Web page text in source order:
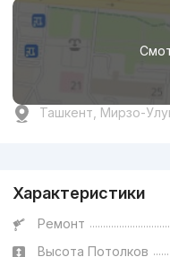
Ташкент, Мирзо-
Характеристики
Ремонт
Высота Потолков